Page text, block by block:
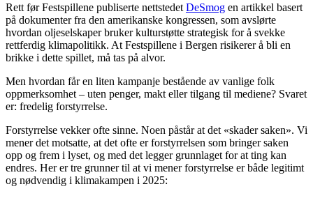
Rett før Festspillene publiserte nettstedet DeSmog en artikkel basert
på dokumenter fra den amerikanske kongressen, som avslørte
hvordan oljeselskaper bruker kulturstøtte strategisk for å svekke
rettferdig klimapolitikk. At Festspillene i Bergen risikerer å bli en
brikke i dette spillet, må tas på alvor.
Men hvordan får en liten kampanje bestående av vanlige folk
oppmerksomhet – uten penger, makt eller tilgang til mediene? Svaret
er: fredelig forstyrrelse.
Forstyrrelse vekker ofte sinne. Noen påstår at det «skader saken». Vi
mener det motsatte, at det ofte er forstyrrelsen som bringer saken
opp og frem i lyset, og med det legger grunnlaget for at ting kan
endres. Her er tre grunner til at vi mener forstyrrelse er både legitimt
og nødvendig i klimakampen i 2025: